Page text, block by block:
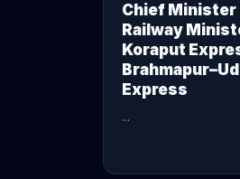
Chief Minister
Railway
Koraput
Express
...